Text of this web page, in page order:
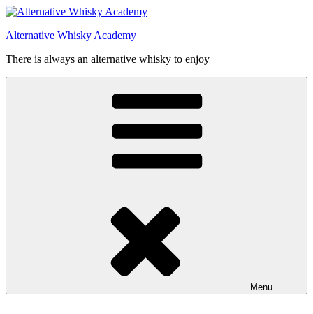
Videre
indhold
Alternative Whisky Academy
There is always an alternative whisky to enjoy
Menu